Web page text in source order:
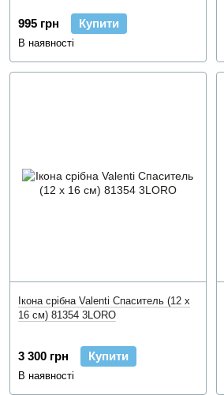
995 грн Купити
В наявності
Ікона срібна Valenti Спаситель (12 x
16 см) 81354 3LORO
3 300 грн Купити
В наявності